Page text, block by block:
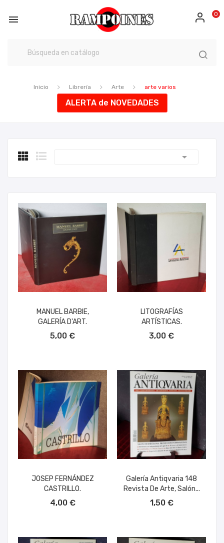
 0
Inicio Librería Arte arte varios
ALERTA de NOVEDADES

MANUEL BARBIE,
GALERÍA D'ART.
5,00 €
LITOGRAFÍAS
ARTÍSTICAS.
3,00 €
JOSEP FERNÁNDEZ
CASTRILLO.
4,00 €
Galería Antiqvaria 148
Revista De Arte, Salón...
1,50 €